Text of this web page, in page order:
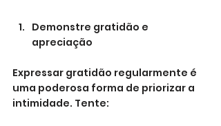
Demonstre gratidão e
apreciação
Expressar gratidão regularmente é
uma poderosa forma de priorizar a
intimidade. Tente: